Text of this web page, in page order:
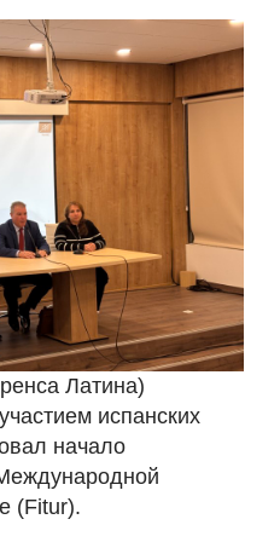
Латина)
испанских
начало
(Fitur).